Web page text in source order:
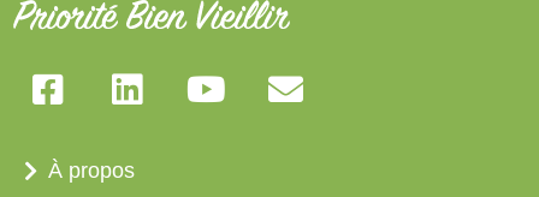
À propos